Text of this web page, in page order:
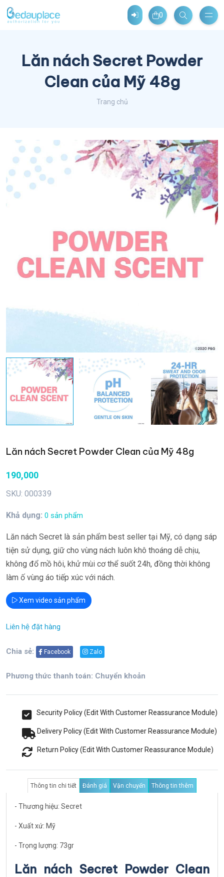
0
Lăn nách Secret Powder
Clean của Mỹ 48g
Trang chủ
Lăn nách Secret Powder Clean của Mỹ 48g
190,000
SKU: 000339
Khả dụng: 0 sản phẩm
Lăn nách Secret là sản phẩm best seller tại Mỹ, có dạng sáp
tiện sử dụng, giữ cho vùng nách luôn khô thoáng dễ chịu,
không đổ mồ hôi, khử mùi cơ thể suốt 24h, đồng thời không
làm ố vùng áo tiếp xúc với nách.
Xem video sản phẩm
Liên hệ đặt hàng
Chia sẻ: Facebook Zalo
Phương thức thanh toán: Chuyển khoản
Security Policy (Edit With Customer Reassurance Module)
Delivery Policy (Edit With Customer Reassurance Module)
Return Policy (Edit With Customer Reassurance Module)
Thông tin chi tiết Đánh giá Vận chuyển Thông tin thêm
- Thương hiệu: Secret
- Xuất xứ: Mỹ
- Trọng lượng: 73gr
Lăn nách Secret Powder Clean